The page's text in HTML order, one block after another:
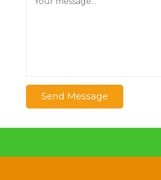
Send Message